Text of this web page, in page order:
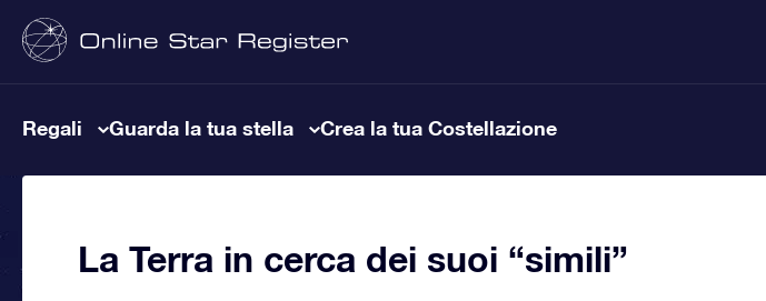
Regali Guarda la tua stella Crea la tua Costellazione
La Terra in cerca dei suoi “simili”